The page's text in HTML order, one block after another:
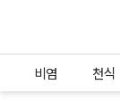
비염 천식